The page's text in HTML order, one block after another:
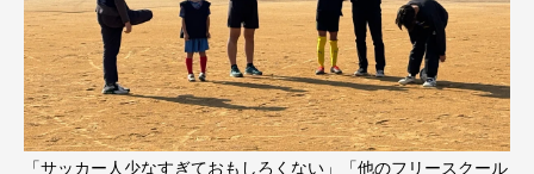
「サッカー人少なすぎておもしろくない」「他のフリースクール